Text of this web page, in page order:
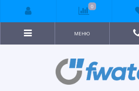
МЕНЮ
0